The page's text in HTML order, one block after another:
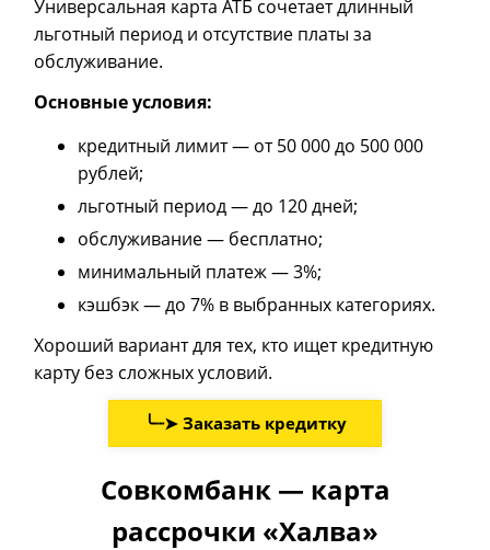
Универсальная карта АТБ сочетает длинный
льготный период и отсутствие платы за
обслуживание.
Основные условия:
кредитный лимит — от 50 000 до 500 000
рублей;
льготный период — до 120 дней;
обслуживание — бесплатно;
минимальный платеж — 3%;
кэшбэк — до 7% в выбранных категориях.
Хороший вариант для тех, кто ищет кредитную
карту без сложных условий.
╰┈➤ Заказать кредитку
Совкомбанк — карта
рассрочки «Халва»